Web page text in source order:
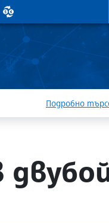
ВАЛУТНИ КУРСОВЕ
Подробно